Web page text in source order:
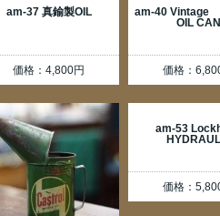
am-37 真鍮製OIL
価格：4,800円
am-40
OIL CAN
価格：
am-53
価格：